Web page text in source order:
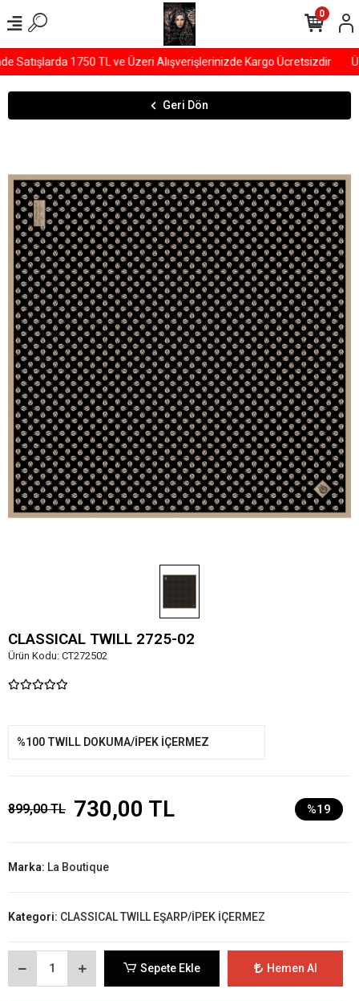
1750 TL ve Üzeri Alışverişlerinizde Kargo Ücretsizdir
0
Geri Dön
CLASSICAL TWILL 2725-02
Ürün Kodu: CT272502
%100 TWILL DOKUMA/İPEK İÇERMEZ
899,00 TL 730,00 TL %19
Marka: La Boutique
Kategori: CLASSICAL TWILL EŞARP/İPEK İÇERMEZ
Sepete Ekle Hemen Al